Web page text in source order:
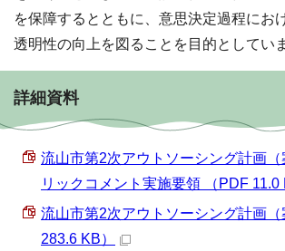
を保障するとともに、意思決定過程にお
透明性の向上を図ることを目的としてい
詳細資料
流山市第2次アウトソーシング計画
リックコメント実施要領 （PDF 11.0
流山市第2次アウトソーシング計画
283.6 KB）